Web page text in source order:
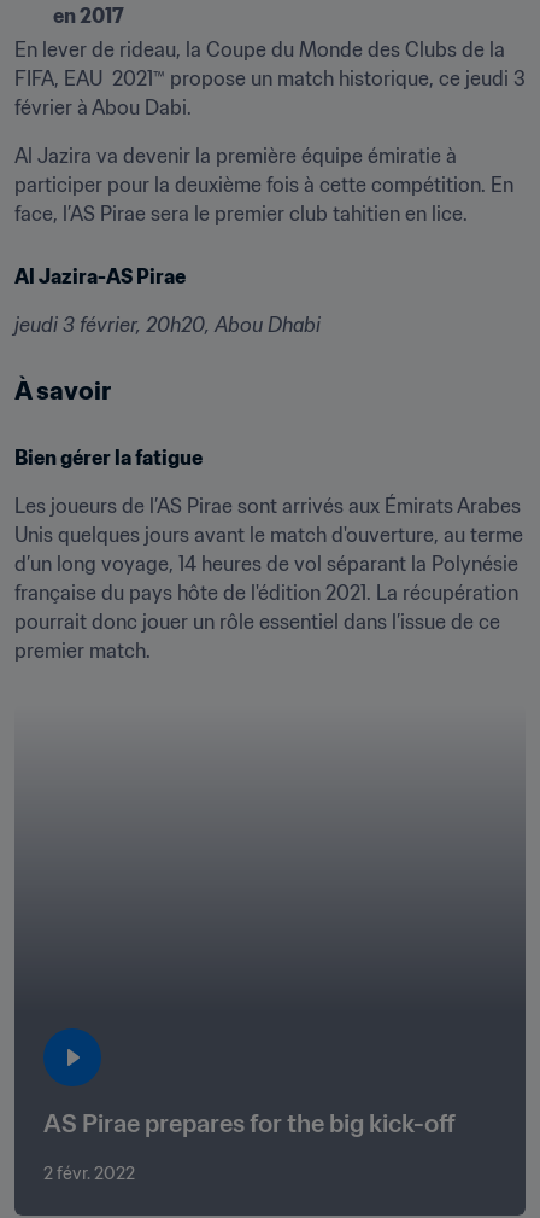
en 2017
En lever de rideau, la Coupe du Monde des Clubs de la
FIFA, EAU  2021™ propose un match historique, ce jeudi 3
février à Abou Dabi.
Al Jazira va devenir la première équipe émiratie à
participer pour la deuxième fois à cette compétition. En
face, l’AS Pirae sera le premier club tahitien en lice.
Al Jazira-AS Pirae
jeudi 3 février, 20h20, Abou Dhabi
À savoir
Bien gérer la fatigue
Les joueurs de l’AS Pirae sont arrivés aux Émirats Arabes
Unis quelques jours avant le match d'ouverture, au terme
d’un long voyage, 14 heures de vol séparant la Polynésie
française du pays hôte de l'édition 2021. La récupération
pourrait donc jouer un rôle essentiel dans l’issue de ce
premier match.
AS Pirae prepares for the big kick-off
2 févr. 2022